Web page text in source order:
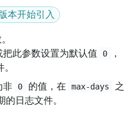
本开始引入
此参数设置为默认值
0
，
非
0 的值，在 max-days
之
的日志文件。